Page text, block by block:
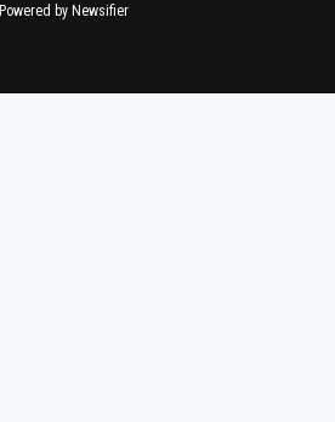
Powered by Newsifier